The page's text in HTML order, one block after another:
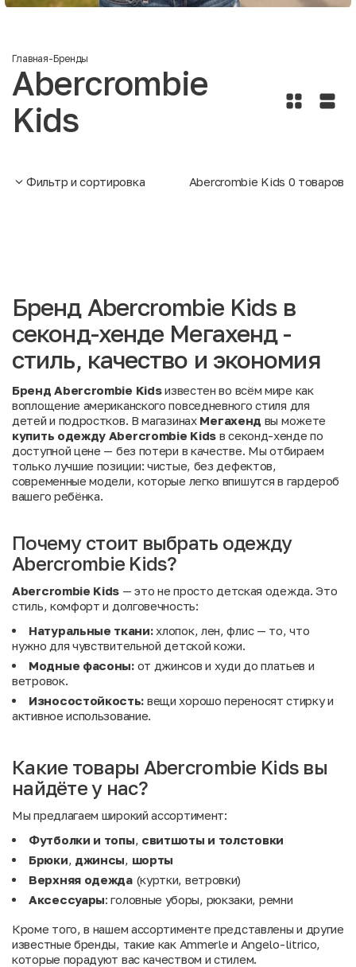
Главная-Бренды
Abercrombie
Kids
Фильтр и сортировка Abercrombie Kids 0 товаров
Бренд Abercrombie Kids в
секонд-хенде Мегахенд -
стиль, качество и экономия
Бренд Abercrombie Kidsизвестен во всём мире как
воплощение американского повседневного стиля для
детей и подростков. В магазинах Мегахенд вы можете
купить одежду Abercrombie Kids в секонд-хенде по
доступной цене — без потери в качестве. Мы отбираем
только лучшие позиции: чистые, без дефектов,
современные модели, которые легко впишутся в гардероб
вашего ребёнка.
Почему стоит выбрать одежду
Abercrombie Kids?
Abercrombie Kids — это не просто детская одежда. Это
стиль, комфорт и долговечность:
Натуральные ткани:хлопок, лен, флис — то, что
нужно для чувствительной детской кожи.
Модные фасоны:от джинсов и худи до платьев и
ветровок.
Износостойкость: вещи хорошо переносят стирку и
активное использование.
Какие товары Abercrombie Kids вы
найдёте у нас?
Мы предлагаем широкий ассортимент:
Футболки и топы свитшоты и толстовки
Брюки
джинсы
шорты
Верхняя одежда(куртки, ветровки)
Аксессуары: головные уборы, рюкзаки, ремни
Кроме того, в нашем ассортименте представлены и другие
известные бренды, такие как Ammerle и Angelo-litrico
которые порадуют вас качеством и стилем.